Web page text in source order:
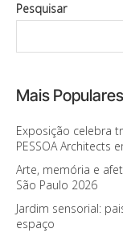
Pesquisar
Mais Populares
Exposição celebra
PESSOA Architects
Arte, memória e
São Paulo 2026
Jardim sensorial:
espaço